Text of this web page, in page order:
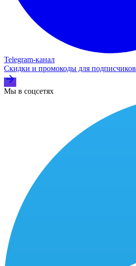
Telegram‑канал
Скидки и промокоды для подписчиков
Мы в соцсетях